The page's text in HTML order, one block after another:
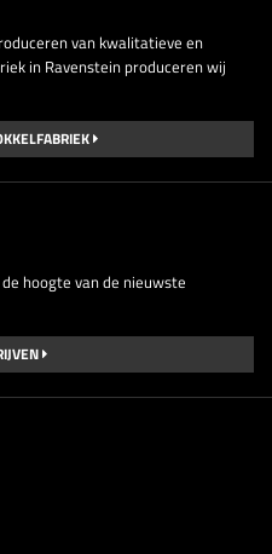
van kwalitatieve en
in Ravenstein produceren wij
hoogte van de nieuwste